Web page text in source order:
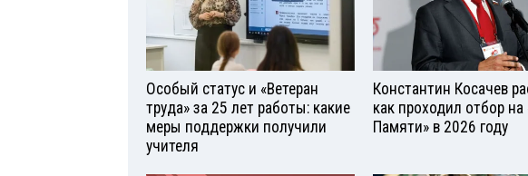
Особый статус и «Ветеран
труда» за 25 лет работы: какие
меры поддержки получили
учителя
Константин Косачев
как проходил отбор
Памяти» в 2026 году